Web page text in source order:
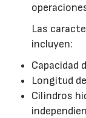
Las
incluyen:
Capacidad
Longitud
Cilindros